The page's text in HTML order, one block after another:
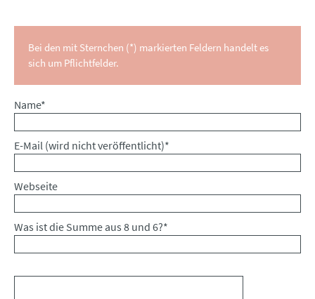
Bei den mit Sternchen (*) markierten Feldern handelt es
sich um Pflichtfelder.
Pflichtfeld
Name*
Pflichtfeld
E-Mail (wird nicht veröffentlicht)*
Webseite
Was ist die Summe aus 8 und 6?*